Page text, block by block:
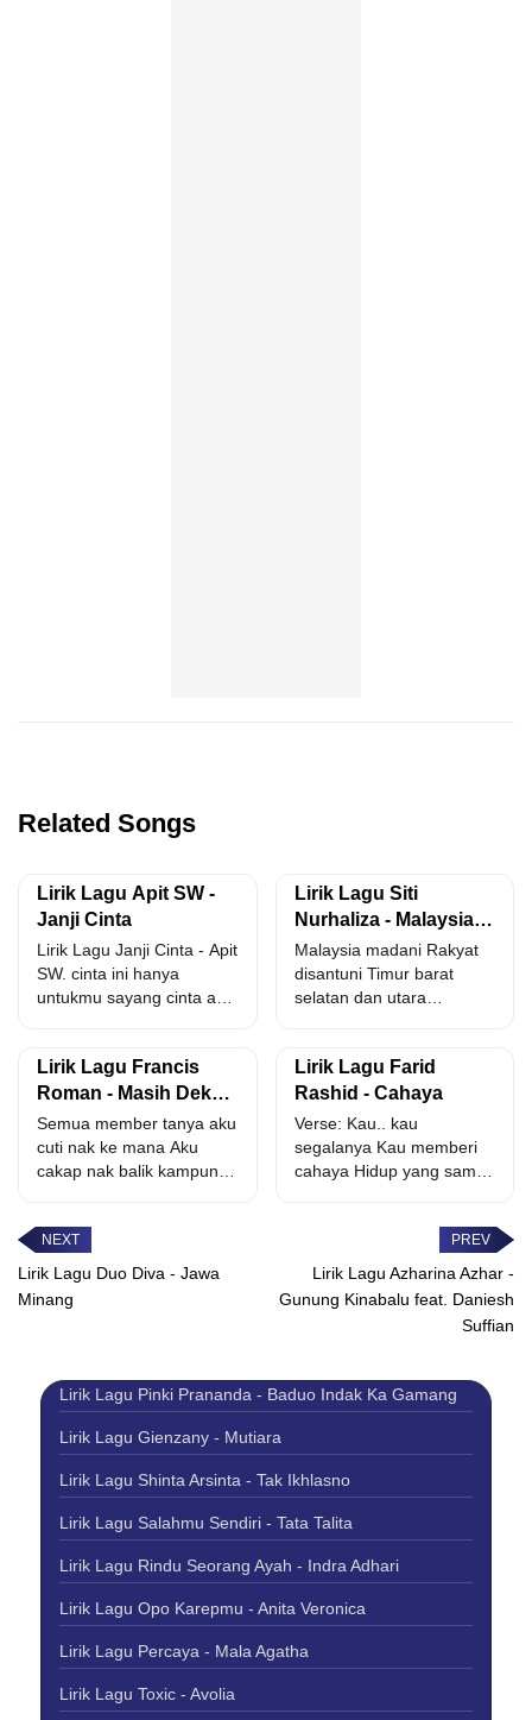
Related Songs
Lirik Lagu Apit SW -
Janji Cinta
Lirik Lagu Janji Cinta - Apit
SW. cinta ini hanya
untukmu sayang cinta aku
Lirik Lagu Siti
Nurhaliza - Malaysia
Madani Rakyat
Disantuni
Malaysia madani Rakyat
disantuni Timur barat
selatan dan utara
Lirik Lagu Francis
Roman - Masih Dekat
Melaka
Semua member tanya aku
cuti nak ke mana Aku
cakap nak balik kampung
Lirik Lagu Farid
Rashid - Cahaya
Verse: Kau.. kau
segalanya Kau memberi
cahaya Hidup yang samar
Lirik Lagu Duo Diva - Jawa
Minang
Lirik Lagu Azharina Azhar -
Gunung Kinabalu feat. Daniesh
Suffian
Lirik Lagu Pinki Prananda - Baduo Indak Ka Gamang
Lirik Lagu Gienzany - Mutiara
Lirik Lagu Shinta Arsinta - Tak Ikhlasno
Lirik Lagu Salahmu Sendiri - Tata Talita
Lirik Lagu Rindu Seorang Ayah - Indra Adhari
Lirik Lagu Opo Karepmu - Anita Veronica
Lirik Lagu Percaya - Mala Agatha
Lirik Lagu Toxic - Avolia